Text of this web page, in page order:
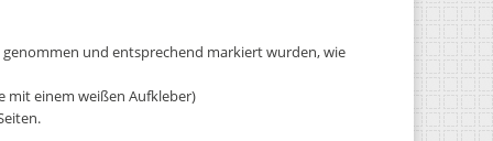
und entsprechend markiert wurden, wie
mit einem weißen Aufkleber)